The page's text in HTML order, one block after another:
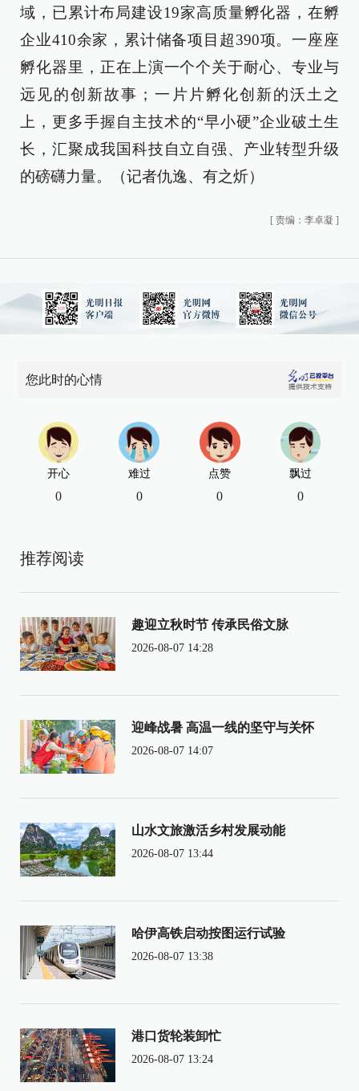
域，已累计布局建设19家高质量孵化器，在孵
企业410余家，累计储备项目超390项。一座座
孵化器里，正在上演一个个关于耐心、专业与
远见的创新故事；一片片孵化创新的沃土之
上，更多手握自主技术的“早小硬”企业破土生
长，汇聚成我国科技自立自强、产业转型升级
的磅礴力量。（记者仇逸、有之炘）
[ 责编：李卓凝 ]
您此时的心情
开心
0
难过
0
点赞
0
飘过
0
推荐阅读
趣迎立秋时节 传承民俗文脉
2026-08-07 14:28
迎峰战暑 高温一线的坚守与关怀
2026-08-07 14:07
山水文旅激活乡村发展动能
2026-08-07 13:44
哈伊高铁启动按图运行试验
2026-08-07 13:38
港口货轮装卸忙
2026-08-07 13:24